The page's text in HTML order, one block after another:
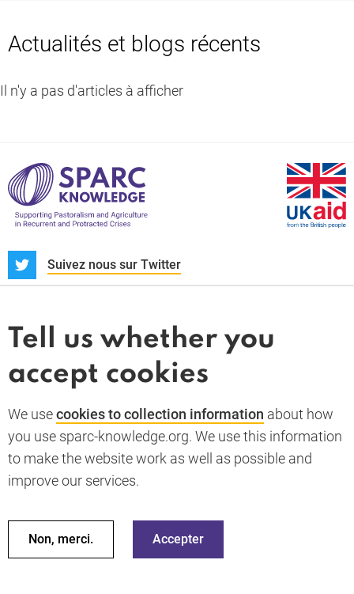
Actualités et blogs récents
Il n'y a pas d'articles à afficher
Suivez nous sur Twitter
Actualités et dossiers
Whistleblower
Termes et conditions
Politique de confidentialité
Politique des cookies
Accessibility statement
Retour en haut de la page
© 2026 SPARC Knowledge. Tous droits réservés
Ces ressources ont été financées par une aide du gouvernement
Tell us whether you
accept cookies
We usecookies to collection information about how
you use sparc-knowledge.org. We use this information
to make the website work as well as possible and
improve our services.
Non, merci. Accepter